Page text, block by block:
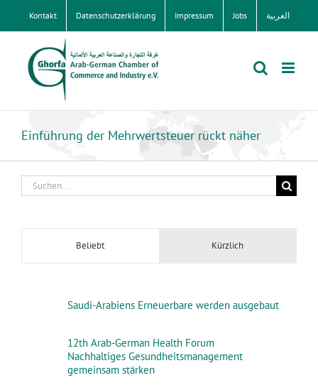
Kontakt Datenschutzerklärung Impressum Jobs العربية
Einführung der Mehrwertsteuer rückt näher
Suche
nach:
Beliebt Kürzlich
Saudi-Arabiens Erneuerbare werden ausgebaut
12th Arab-German Health Forum
Nachhaltiges Gesundheitsmanagement
gemeinsam stärken